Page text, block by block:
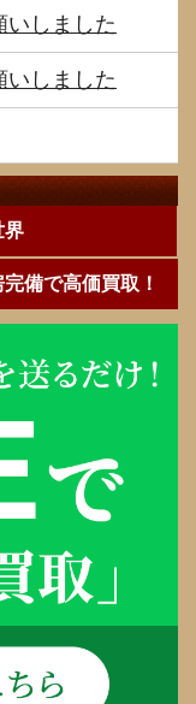
いしました
いしました
界
備で高価買取！